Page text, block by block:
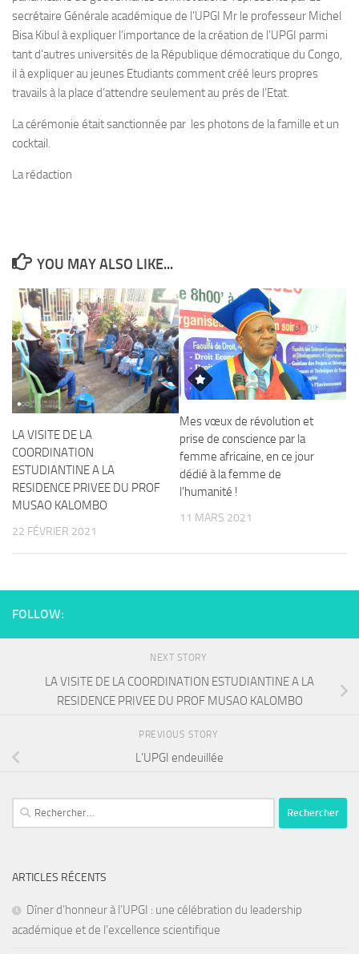
secrétaire Générale académique de l’UPGI Mr le professeur Michel
Bisa Kibul à expliquer l’importance de la création de l’UPGI parmi
tant d’autres universités de la République démocratique du Congo,
il à expliquer au jeunes Etudiants comment créé leurs propres
travails à la place d’attendre seulement au prés de l’Etat.
La cérémonie était sanctionnée par les photons de la famille et un
cocktail.
La rédaction
YOU MAY ALSO LIKE...
LA VISITE DE LA
COORDINATION
ESTUDIANTINE A LA
RESIDENCE PRIVEE DU PROF
MUSAO KALOMBO
22 FÉVRIER 2021
Mes vœux de révolution et
prise de conscience par la
femme africaine, en ce jour
dédié à la femme de
l’humanité !
11 MARS 2021
FOLLOW:
NEXT STORY
LA VISITE DE LA COORDINATION ESTUDIANTINE A LA
RESIDENCE PRIVEE DU PROF MUSAO KALOMBO
PREVIOUS STORY
L’UPGI endeuillée
Rechercher :
ARTICLES RÉCENTS
Dîner d’honneur à l’UPGI : une célébration du leadership
académique et de l’excellence scientifique